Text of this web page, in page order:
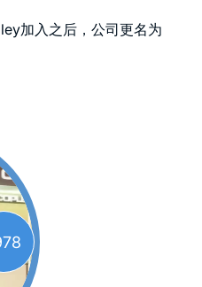
加入之后，公司更名为